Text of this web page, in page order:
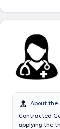
About the
Contracted
applying the